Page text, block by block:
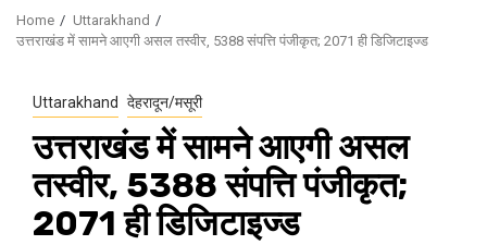
Home
Uttarakhand
उत्तराखंड में सामने आएगी असल तस्वीर, 5388 संपत्ति पंजीकृत; 2071 ही डिजिटाइज्ड
Uttarakhand देहरादून/मसूरी
उत्तराखंड में सामने आएगी असल
तस्वीर, 5388 संपत्ति पंजीकृत;
2071 ही डिजिटाइज्ड